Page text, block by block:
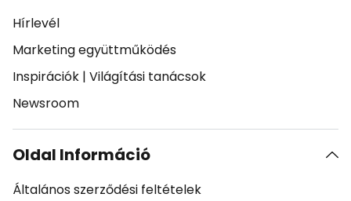
Hírlevél
Marketing együttműködés
Inspirációk | Világítási tanácsok
Newsroom
Oldal Információ
Általános szerződési feltételek